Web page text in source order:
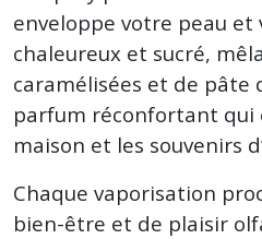
enveloppe votre peau et
chaleureux et sucré,
caramélisées et de pâte
parfum réconfortant qui
maison et les souvenirs
Chaque vaporisation
bien-être et de plaisir